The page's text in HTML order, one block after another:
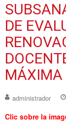
DE
administrador
Clic sobre la